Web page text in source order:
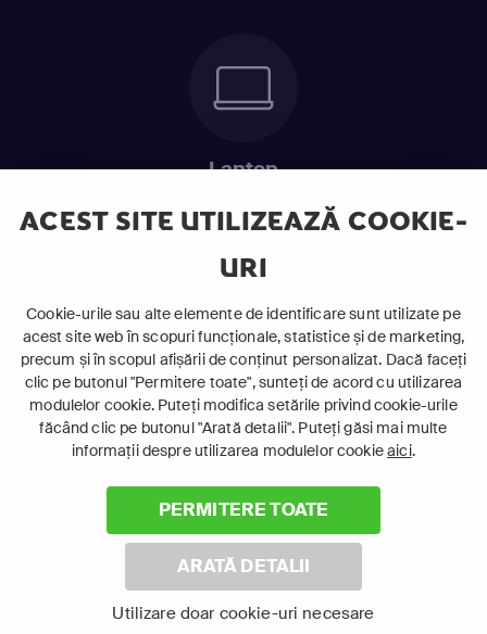
ACEST SITE UTILIZEAZĂ COOKIE-
URI
Cookie-urile sau alte elemente de identificare sunt utilizate pe
acest site web în scopuri funcționale, statistice și de marketing,
precum și în scopul afișării de conținut personalizat. Dacă faceți
clic pe butonul "Permitere toate", sunteți de acord cu utilizarea
modulelor cookie. Puteți modifica setările privind cookie-urile
făcând clic pe butonul "Arată detalii". Puteți găsi mai multe
informații despre utilizarea modulelor cookieaici.
PERMITERE TOATE
ARATĂ DETALII
Utilizare doar cookie-uri necesare
Laptop
ABONEAZĂ-TE ACUM
Cerințe de sistem
2026 Canal+ Luxembourg S. à r.l. - Toate drepturile rezervate
Focus Sat este o marcă înregistrată aparținând Canal+
Luxembourg S. à r.l.
Rue Albert Borschette 4, L-1246 Luxemburg | R.C.S. Luxemburg:
B 87.905